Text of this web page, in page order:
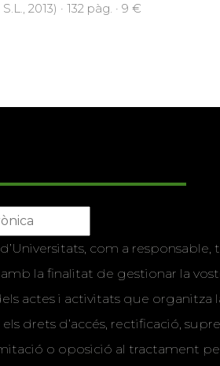
2013) · 132 pàg. · 9 €
d’Universitats, com a responsable,
la finalitat de gestionar la
actes i activitats que organitza
drets d’accés, rectificació,
o oposició al tractament